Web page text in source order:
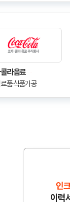
라음료
품·식품가공
인
이력